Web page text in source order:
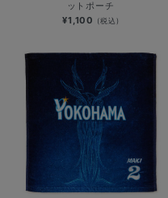
ットポーチ
¥1,100 (税込)